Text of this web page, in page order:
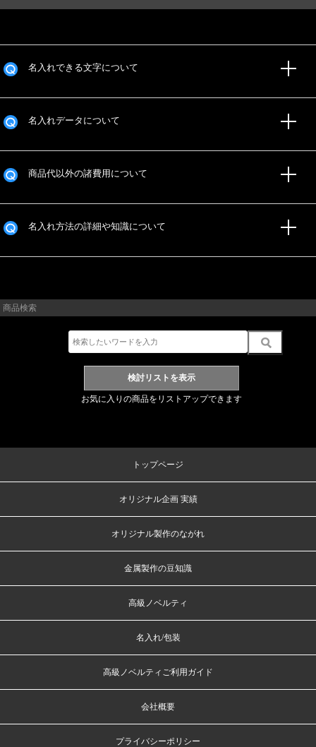
名入れできる文字について
名入れデータについて
商品代以外の諸費用について
名入れ方法の詳細や知識について
商品検索
お気に入りの商品をリストアップできます
トップページ
オリジナル企画 実績
オリジナル製作のながれ
金属製作の豆知識
高級ノベルティ
名入れ/包装
高級ノベルティご利用ガイド
会社概要
プライバシーポリシー